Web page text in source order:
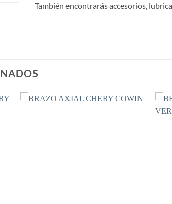
También encontrarás accesorios,